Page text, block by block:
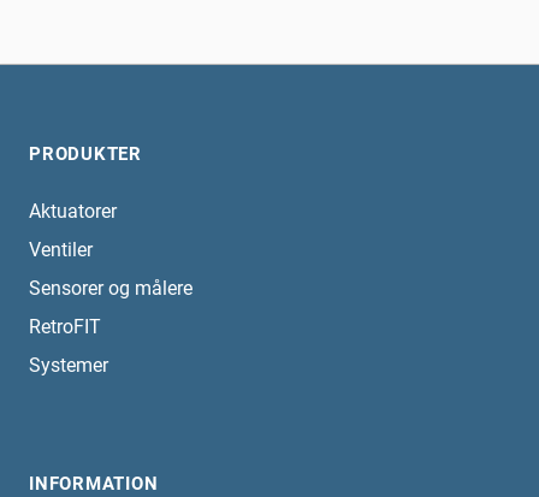
PRODUKTER
Aktuatorer
Ventiler
Sensorer og målere
RetroFIT
Systemer
INFORMATION